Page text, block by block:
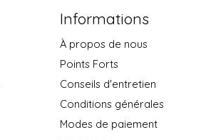
Informations
À propos de nous
Points Forts
Conseils d'entretien
Conditions générales
Modes de paiement